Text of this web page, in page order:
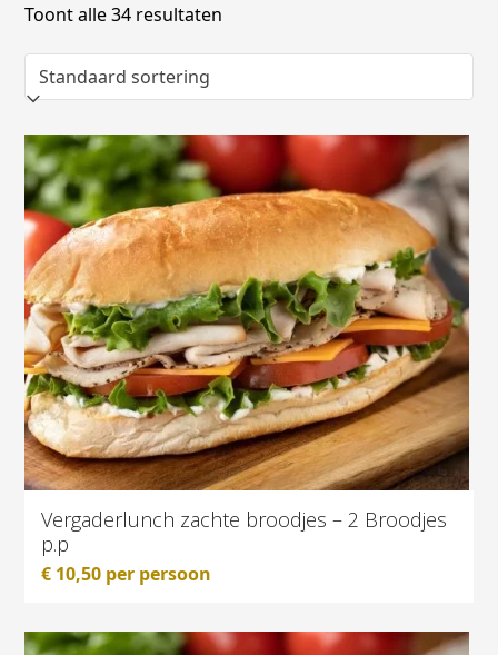
Toont alle 34 resultaten
Vergaderlunch zachte broodjes – 2 Broodjes
p.p
€ 10,50 per persoon